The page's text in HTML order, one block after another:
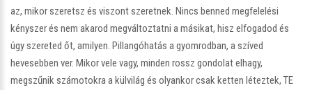
az, mikor szeretsz és viszont szeretnek. Nincs benned megfelelési
kényszer és nem akarod megváltoztatni a másikat, hisz elfogadod és
úgy szereted őt, amilyen. Pillangóhatás a gyomrodban, a szíved
hevesebben ver. Mikor vele vagy, minden rossz gondolat elhagy,
megszűnik számotokra a külvilág és olyankor csak ketten léteztek, TE